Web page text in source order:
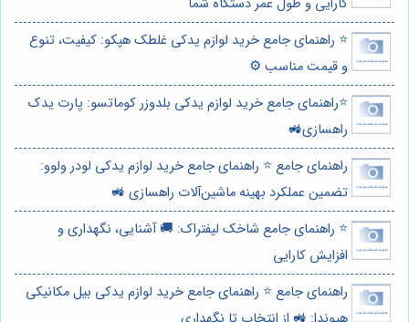
کارایی و طول عمر دستگاه شما
⭐️ راهنمای جامع خرید لوازم یدکی غلطک هپکو: کیفیت، تنوع
و قیمت مناسب ⚙️
⭐️راهنمای جامع خرید لوازم یدکی بلدوزر کوماتسو: پارت یدک
راهسازی🚜
راهنمای جامع ⭐️ راهنمای جامع خرید لوازم یدکی لودر ولوو:
تضمین عملکرد بهینه ماشین‌آلات راهسازی 🚜
⭐️ راهنمای جامع شاخک لیفتراک: 🚚 آشنایی، نگهداری و
افزایش کارایی
راهنمای جامع ⭐️ راهنمای جامع خرید لوازم یدکی بیل مکانیکی